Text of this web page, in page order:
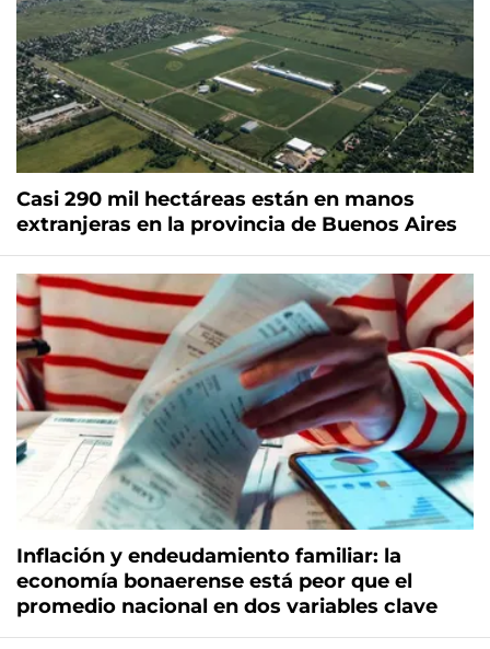
Casi 290 mil hectáreas están en manos
extranjeras en la provincia de Buenos Aires
Inflación y endeudamiento familiar: la
economía bonaerense está peor que el
promedio nacional en dos variables clave